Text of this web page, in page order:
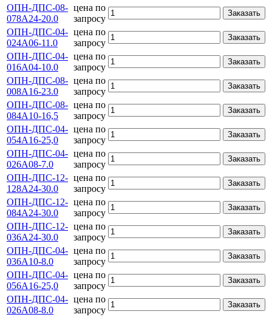
ОПН-ДПС-08-
078А24-20.0
цена по
запросу
Заказать
ОПН-ДПС-04-
024А06-11.0
цена по
запросу
Заказать
ОПН-ДПС-04-
016А04-10.0
цена по
запросу
Заказать
ОПН-ДПС-08-
008А16-23.0
цена по
запросу
Заказать
ОПН-ДПС-08-
084А10-16,5
цена по
запросу
Заказать
ОПН-ДПС-04-
054А16-25,0
цена по
запросу
Заказать
ОПН-ДПС-04-
026А08-7.0
цена по
запросу
Заказать
ОПН-ДПС-12-
128А24-30.0
цена по
запросу
Заказать
ОПН-ДПС-12-
084А24-30.0
цена по
запросу
Заказать
ОПН-ДПС-12-
036А24-30.0
цена по
запросу
Заказать
ОПН-ДПС-04-
036А10-8.0
цена по
запросу
Заказать
ОПН-ДПС-04-
056А16-25,0
цена по
запросу
Заказать
ОПН-ДПС-04-
026А08-8.0
цена по
запросу
Заказать